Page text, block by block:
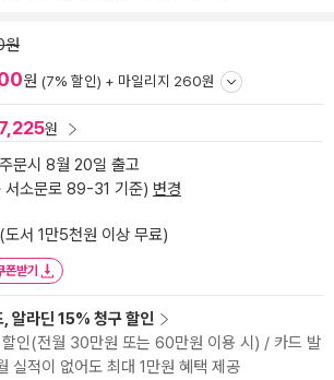
원
원 (7% 할인) + 마일리지 260원
7,225원
문시 8월 20일 출고
서소문로 89-31 기준) 변경
도서 1만5천원 이상 무료)
폰받기
알라딘 15% 청구 할인
인(전월 30만원 또는 60만원 이용 시) / 카드 발
실적이 없어도 최대 1만원 혜택 제공